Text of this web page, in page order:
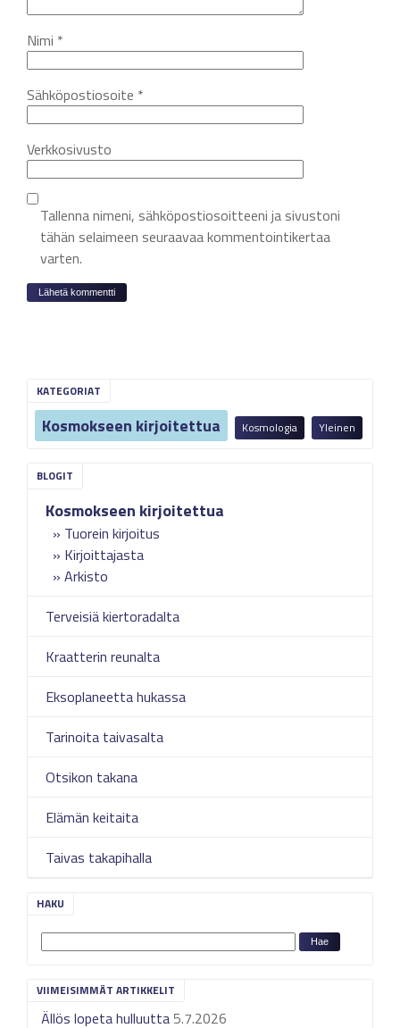
KATEGORIAT
Kosmokseen kirjoitettua Kosmologia Yleinen
Kosmokseen kirjoitettua
Tuorein kirjoitus
Kirjoittajasta
Arkisto
Terveisiä kiertoradalta
Kraatterin reunalta
Eksoplaneetta hukassa
Tarinoita taivasalta
Otsikon takana
Elämän keitaita
Taivas takapihalla
HAKU
VIIMEISIMMÄT ARTIKKELIT
Ällös lopeta hulluutta5.7.2026
Nimi *
Sähköpostiosoite *
Verkkosivusto
Tallenna nimeni, sähköpostiosoitteeni ja sivustoni
tähän selaimeen seuraavaa kommentointikertaa
varten.